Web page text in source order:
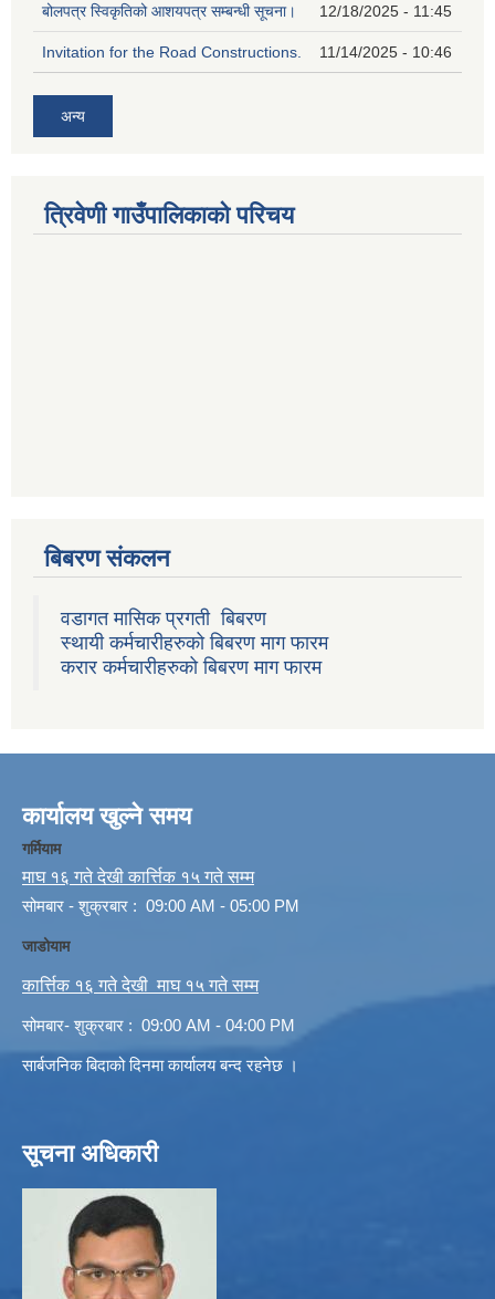
बोलपत्र स्विकृतिको आशयपत्र सम्बन्धी सूचना। 12/18/2025 - 11:45
Invitation for the Road Constructions. 11/14/2025 - 10:46
अन्य
त्रिवेणी गाउँपालिकाको परिचय
बिबरण संकलन
वडागत मासिक प्रगती बिबरण
स्थायी कर्मचारीहरुको बिबरण माग फारम
करार कर्मचारीहरुको बिबरण माग फारम
कार्यालय खुल्ने समय
गर्मियाम
माघ १६ गते देखी कार्त्तिक १५ गते सम्म
सोमबार - शुक्रबार : 09:00 AM - 05:00 PM
जाडोयाम
कार्त्तिक १६ गते देखी माघ १५ गते सम्म
सोमबार- शुक्रबार : 09:00 AM - 04:00 PM
सार्बजनिक बिदाको दिनमा कार्यालय बन्द रहनेछ ।
सूचना अधिकारी